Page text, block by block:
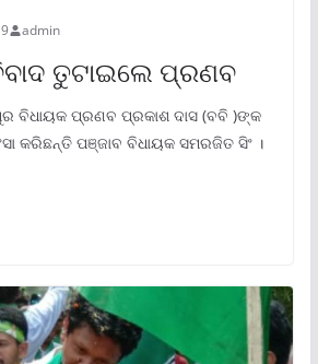
admin
ତୁଟାଇଲେ ପ୍ରଣବ
ବିଧାୟକ ପ୍ରଣବ ପ୍ରକାଶ ଦାସ (ବବି )ଙ୍କ
କରିଛନ୍ତି ପଞ୍ଜାବ ବିଧାୟକ ସମରଜିତ ସିଂ ।